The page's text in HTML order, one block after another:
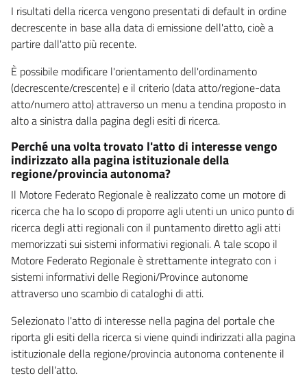
I risultati della ricerca vengono presentati di default in ordine
decrescente in base alla data di emissione dell'atto, cioè a
partire dall'atto più recente.
È possibile modificare l'orientamento dell'ordinamento
(decrescente/crescente) e il criterio (data atto/regione-data
atto/numero atto) attraverso un menu a tendina proposto in
alto a sinistra dalla pagina degli esiti di ricerca.
Perché una volta trovato l'atto di interesse vengo
indirizzato alla pagina istituzionale della
regione/provincia autonoma?
Il Motore Federato Regionale è realizzato come un motore di
ricerca che ha lo scopo di proporre agli utenti un unico punto di
ricerca degli atti regionali con il puntamento diretto agli atti
memorizzati sui sistemi informativi regionali. A tale scopo il
Motore Federato Regionale è strettamente integrato con i
sistemi informativi delle Regioni/Province autonome
attraverso uno scambio di cataloghi di atti.
Selezionato l'atto di interesse nella pagina del portale che
riporta gli esiti della ricerca si viene quindi indirizzati alla pagina
istituzionale della regione/provincia autonoma contenente il
testo dell'atto.